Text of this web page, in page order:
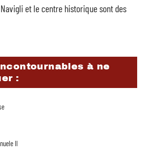
et le centre historique sont des
à ne
:
II